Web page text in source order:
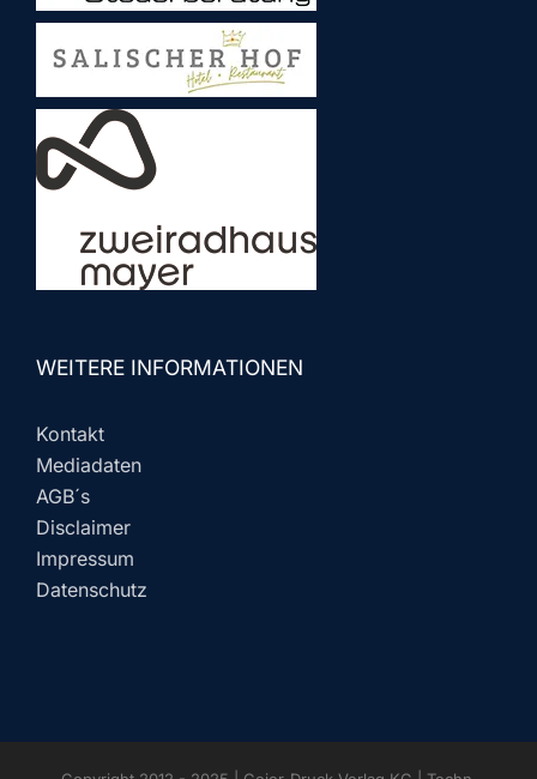
WEITERE INFORMATIONEN
Kontakt
Mediadaten
AGB´s
Disclaimer
Impressum
Datenschutz